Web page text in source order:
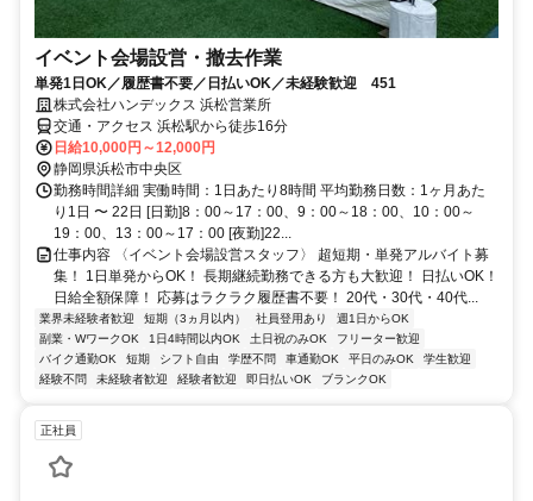
イベント会場設営・撤去作業
単発1日OK／履歴書不要／日払いOK／未経験歓迎 451
株式会社ハンデックス 浜松営業所
交通・アクセス 浜松駅から徒歩16分
日給10,000円～12,000円
静岡県浜松市中央区
勤務時間詳細 実働時間：1日あたり8時間 平均勤務日数：1ヶ月あた
り1日 〜 22日 [日勤]8：00～17：00、9：00～18：00、10：00～
19：00、13：00～17：00 [夜勤]22...
仕事内容 〈イベント会場設営スタッフ〉 超短期・単発アルバイト募
集！ 1日単発からOK！ 長期継続勤務できる方も大歓迎！ 日払いOK！
日給全額保障！ 応募はラクラク履歴書不要！ 20代・30代・40代...
業界未経験者歓迎 短期（3ヵ月以内） 社員登用あり
週1日からOK
副業・WワークOK
1日4時間以内OK 土日祝のみOK
フリーター歓迎
バイク通勤OK
短期 シフト自由 学歴不問 車通勤OK 平日のみOK
学生歓迎
経験不問
未経験者歓迎 経験者歓迎 即日払いOK ブランクOK
正社員